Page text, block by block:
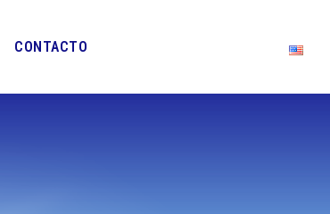
CONTACTO